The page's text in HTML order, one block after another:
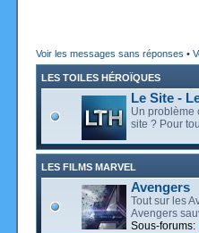
Voir les messages sans réponses •
LES TOILES HÉROÏQUES
Le Site -
Un problème
site ? Pour
LES FILMS MARVEL
Avengers
Tout sur les
Avengers
Sous-forums: